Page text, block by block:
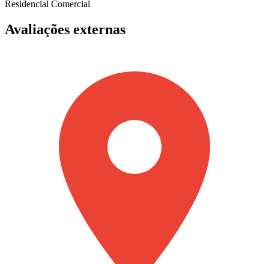
Residencial Comercial
Avaliações externas